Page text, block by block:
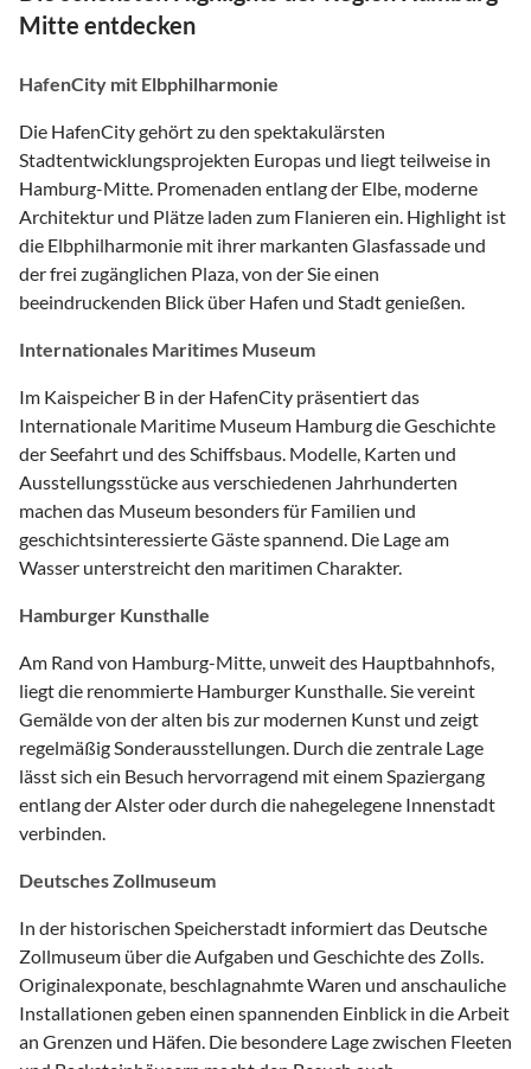
Mitte entdecken
HafenCity mit Elbphilharmonie
Die HafenCity gehört zu den spektakulärsten
Stadtentwicklungsprojekten Europas und liegt teilweise in
Hamburg-Mitte. Promenaden entlang der Elbe, moderne
Architektur und Plätze laden zum Flanieren ein. Highlight ist
die Elbphilharmonie mit ihrer markanten Glasfassade und
der frei zugänglichen Plaza, von der Sie einen
beeindruckenden Blick über Hafen und Stadt genießen.
Internationales Maritimes Museum
Im Kaispeicher B in der HafenCity präsentiert das
Internationale Maritime Museum Hamburg die Geschichte
der Seefahrt und des Schiffsbaus. Modelle, Karten und
Ausstellungsstücke aus verschiedenen Jahrhunderten
machen das Museum besonders für Familien und
geschichtsinteressierte Gäste spannend. Die Lage am
Wasser unterstreicht den maritimen Charakter.
Hamburger Kunsthalle
Am Rand von Hamburg-Mitte, unweit des Hauptbahnhofs,
liegt die renommierte Hamburger Kunsthalle. Sie vereint
Gemälde von der alten bis zur modernen Kunst und zeigt
regelmäßig Sonderausstellungen. Durch die zentrale Lage
lässt sich ein Besuch hervorragend mit einem Spaziergang
entlang der Alster oder durch die nahegelegene Innenstadt
verbinden.
Deutsches Zollmuseum
In der historischen Speicherstadt informiert das Deutsche
Zollmuseum über die Aufgaben und Geschichte des Zolls.
Originalexponate, beschlagnahmte Waren und anschauliche
Installationen geben einen spannenden Einblick in die Arbeit
an Grenzen und Häfen. Die besondere Lage zwischen Fleeten